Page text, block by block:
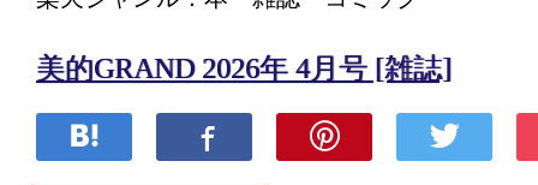
美的GRAND 2026年 4月号 [雑誌]